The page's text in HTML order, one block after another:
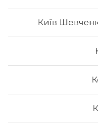
Київ